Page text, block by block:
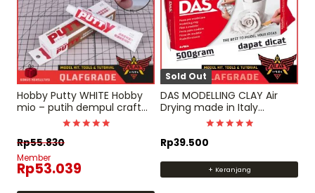
Hobby Putty WHITE Hobby
mio – putih dempul craft
Dinilai
5
Rp55.830
Member
Rp53.039
Sold Out
DAS MODELLING CLAY Air
Drying made in Italy
custom gunpla model kit
Dinilai
5
Rp39.500
+ Keranjang